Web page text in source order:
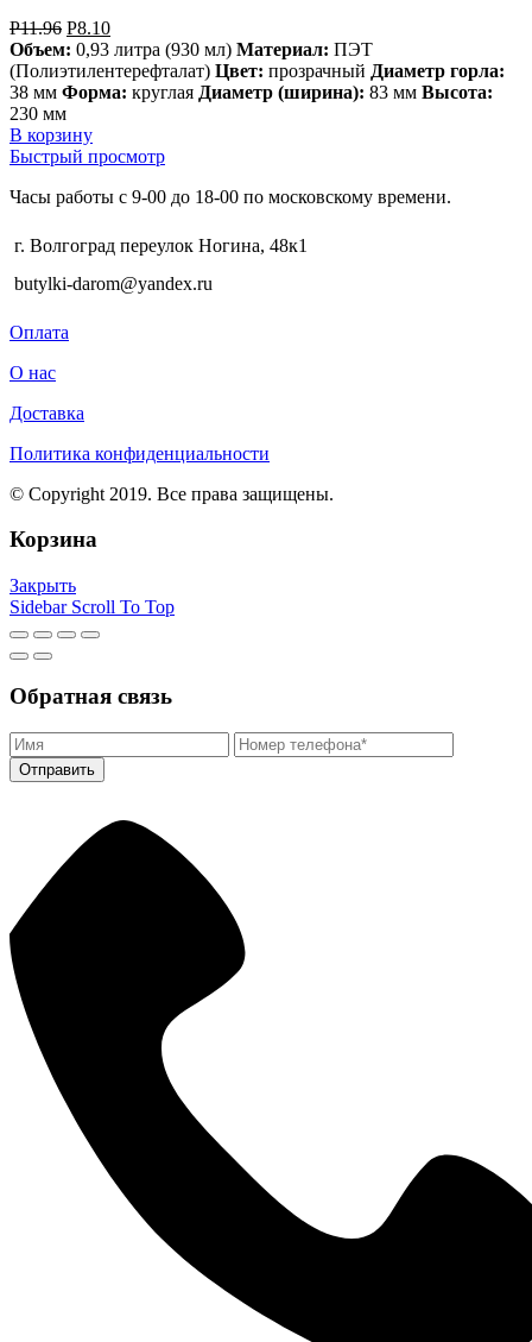
Р11.96 Р8.10
Объем: 0,93 литра (930 мл) Материал: ПЭТ
(Полиэтилентерефталат) Цвет: прозрачный Диаметр горла:
38 мм Форма: круглая Диаметр (ширина): 83 мм Высота:
230 мм
В корзину
Быстрый просмотр
Часы работы с 9-00 до 18-00 по московскому времени.
г. Волгоград переулок Ногина, 48к1
butylki-darom@yandex.ru
Оплата
О нас
Доставка
Политика конфиденциальности
© Copyright 2019. Все права защищены.
Корзина
Закрыть
Sidebar Scroll To Top
Обратная связь
Отправить